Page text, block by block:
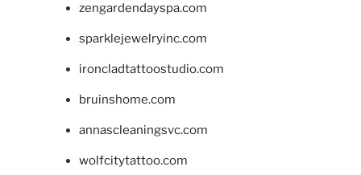
zengardendayspa.com
sparklejewelryinc.com
ironcladtattoostudio.com
bruinshome.com
annascleaningsvc.com
wolfcitytattoo.com